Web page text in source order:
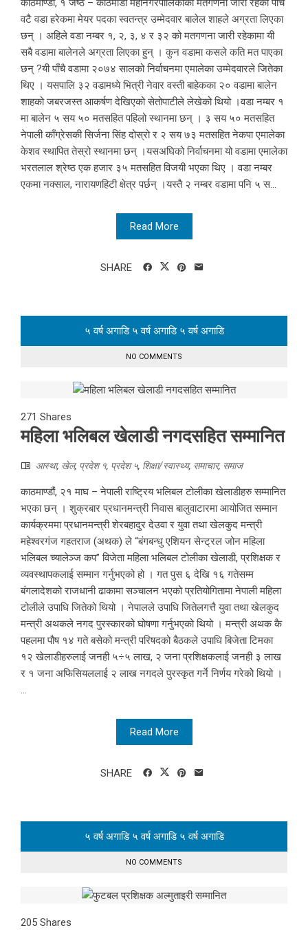
वटै वडा हरेकमा मेयर पदका स्वतन्त्र उम्मेदवार बालेल शाहले अग्रता लिएका
छन् । अहिले वडा नम्बर १, २, ३, ४ र ३२ को मतगणना जारी रहेकामा यी
सबै वडामा बालेनले अग्रता लिएका हुन् । कुन वडामा कसले कति मत पाएका
छन् ?यी पाँचै वडामा २०७४ सालको निर्वाचनमा एमालेका उम्मेदवारले जितेका
थिए । यसपालि ३२ वडामध्ये भित्री नेवार वस्ती बाहेकका २० वडामा बालेन
शाहको जबरजस्त आकर्षण देखिएको सेतोपाटीले लेखेको थियो ।वडा नम्बर १
मा बालेन ५ सय ५० मतसहित पहिलो स्थानमा छन् । ३ सय ५० मतसहित
नेपाली काँग्रेसकी सिर्जना सिंह दोस्रो र २ सय ७३ मतसहित नेकपा एमालेका
केशव स्थापित तेस्रो स्थानमा छन् ।यसअघिको निर्वाचनमा यो वडामा एमालेका
भरतलाल श्रेष्ठ एक हजार ३५ मतसहित विजयी भएका थिए । वडा नम्बर
एकमा नक्साल, नारायणहिटी क्षेत्र पर्छन् ।यस्तै २ नम्बर वडामा पनि ५ स...
Read More
SHARE
५ वर्ष अगाडि ५ वर्ष अगाडि ५ वर्ष अगाडि
NO COMMENTS
271 Shares
महिला भलिबल खेलाडी नगदसहित सम्मानित
आस्था, खेल, प्रदेश १, प्रदेश ५, शिक्षा/स्वास्थ्य, समाचार, समाज
काठमाण्डौं, २१ माघ – नेपाली राष्ट्रिय भलिबल टोलीका खेलाडीहरु सम्मानित
भएका छन् । शुक्रबार प्रधानमन्त्री निवास बालुवाटारमा आयोजित सम्मान
कार्यक्रममा प्रधानमन्त्री शेरबहादुर देउवा र युवा तथा खेलकुद मन्त्री
महेश्वरगंज गहतराज (अथक) ले “बंगबन्धु एशियन सेन्ट्रल जोन महिला
भलिबल च्यालेञ्ज कप” विजेता महिला भलिबल टोलीका खेलाडी, प्रशिक्षक र
व्यवस्थापकलाई सम्मान गर्नुभएको हो । गत पुस ६ देखि १६ गतेसम्म
बंगलादेशको राजधानी ढाकामा सञ्चालन भएको प्रतियोगितामा नेपाली महिला
टोलीले उपाधि जितेको थियो । नेपालले उपाधि जितेलगत्तै युवा तथा खेलकुद
मन्त्री अथकले नगद पुरस्कारको घोषणा गर्नुभएको थियो । मन्त्री अथक कै
पहलमा पौष १४ गते बसेको मन्त्री परिषदको बैठकले उपाधि बिजेता टिमका
१२ खेलाडीहरुलाई जनही ५÷५ लाख, २ जना प्रशिक्षकलाई जनही ३ लाख
र १ जना अफिसियललाई २ लाख नगदले पुरस्कृत गर्ने निर्णय गरेकोे थियो ।
Read More
SHARE
५ वर्ष अगाडि ५ वर्ष अगाडि ५ वर्ष अगाडि
NO COMMENTS
205 Shares